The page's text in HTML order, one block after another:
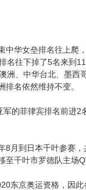
华女垒排名往上爬
名往下掉了5名来到
、中华台北、墨西
名依然维持不变。
菲律宾排名前进2
到日本千叶参赛，
至千叶市罗德队主场
京奥运资格，因此